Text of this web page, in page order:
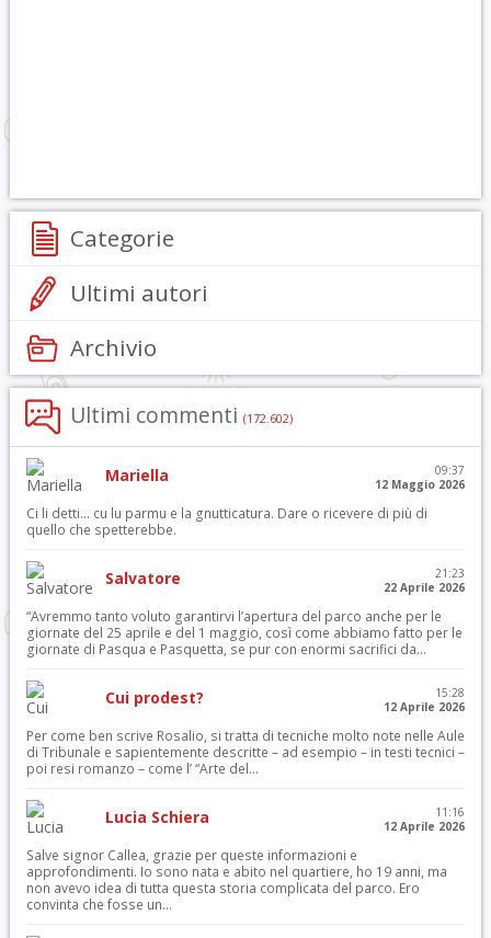
Categorie
Ultimi autori
Archivio
Ultimi commenti (172.602)
Mariella
09:37
12 Maggio 2026
Ci li detti… cu lu parmu e la gnutticatura. Dare o ricevere di più di
quello che spetterebbe.
Salvatore
21:23
22 Aprile 2026
“Avremmo tanto voluto garantirvi l’apertura del parco anche per le
giornate del 25 aprile e del 1 maggio, così come abbiamo fatto per le
giornate di Pasqua e Pasquetta, se pur con enormi sacrifici da...
Cui prodest?
15:28
12 Aprile 2026
Per come ben scrive Rosalio, si tratta di tecniche molto note nelle Aule
di Tribunale e sapientemente descritte – ad esempio – in testi tecnici –
poi resi romanzo – come l’ “Arte del...
Lucia Schiera
11:16
12 Aprile 2026
Salve signor Callea, grazie per queste informazioni e
approfondimenti. Io sono nata e abito nel quartiere, ho 19 anni, ma
non avevo idea di tutta questa storia complicata del parco. Ero
convinta che fosse un...